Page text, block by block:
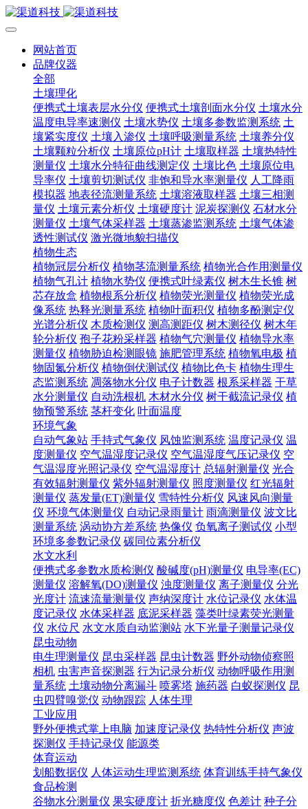
网站首页
品牌仪器
全部
土壤理化
便携式土壤表层水分仪 便携式土壤剖面水分仪 土壤水分
温度电导率速测仪 土壤水势仪 土壤多参数监测系统 土
壤紧实度仪 土壤入渗仪 土壤呼吸测量系统 土壤养分仪
土壤颗粒分析仪 土壤原位pH计 土壤取样器 土壤热特性
测量仪 土壤水分特征曲线测定仪 土壤比色 土壤原位电
导率仪 土壤剪切测试仪 非饱和导水率测量仪 人工降雨
模拟器 地表径流测量系统 土壤溶液取样器 土壤三相测
量仪 土壤元素分析仪 土壤硬度计 泥炭探测仪 石材水分
测量仪 土壤气体采样器 土壤蒸渗监测系统 土壤气体渗
透性测试仪 激光微地貌扫描仪
植物生态
植物冠层分析仪 植物茎流测量系统 植物光合作用测量仪
植物气孔计 植物水势仪 便携式叶绿素仪 树木生长锥 树
芯存放盒 植物根系分析仪 植物荧光测量仪 植物荧光成
像系统 热释光测量系统 植物叶面积仪 植物多酚测定仪
光谱分析仪 木质检测仪 测高测距仪 树木测径仪 树木年
轮分析仪 孢子花粉采样器 植物气穴测量仪 植物导水率
测量仪 植物胁迫检测眼镜 施肥管理系统 植物氧电极 植
物固氮分析仪 植物倒伏测试仪 植物比色卡 植物生理生
态监测系统 凋落物水分仪 电子计数器 根系采样器 干草
水分测量仪 自动洗根机 木材水分仪 树干截流记录仪 植
物预警系统 茎杆变化 叶面温度
环境气象
自动气象站 手持式气象仪 风蚀监测系统 温度记录仪 温
度测量仪 空气温湿度记录仪 空气温湿度气压记录仪 空
气温湿度光照记录仪 空气温湿度计 总辐射测量仪 光合
有效辐射测量仪 紫外辐射测量仪 照度测量仪 红光辐射
测量仪 蒸发量(ET)测量仪 雪特性分析仪 风速风向测量
仪 环境气体测量仪 自动记录雨量计 雨滴测量仪 波文比
测量系统 涡动协方差系统 热像仪 负氧离子测试仪 小型
环境多参数记录仪 碳同位素分析仪
水文水利
便携式多参数水质检测仪 酸碱度(pH)测量仪 电导率(EC)
测量仪 溶解氧(DO)测量仪 浊度测量仪 离子测量仪 分光
光度计 流速流量测量仪 声纳深度计 水位记录仪 水体温
度记录仪 水体采样器 底泥采样器 藻类叶绿素荧光测量
仪 水位尺 水文水质自动监测站 水下光量子测量记录仪
昆虫动物
电生理测量仪 昆虫采样器 昆虫计数器 野外动物侦察照
相机 虫害声音探测器 行为记录分析仪 动物呼吸作用测
量系统 土壤动物分离漏斗 喷雾塔 施药器 白蚁探测仪 昆
虫四臂嗅觉仪 动物跟踪 人体生理
工业应用
野外便携式掌上电脑 加速度记录仪 热特性分析仪 声波
探测仪 手持记录仪 能源类
体育运动
划船数据仪 人体运动生理监测系统 体育训练手持气象仪
食品检测
谷物水分测量仪 果实硬度计 折光糖度仪 色差计 种子分